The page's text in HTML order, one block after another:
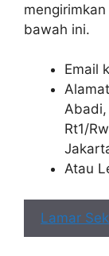
bawah ini.
Email
Abadi,
Rt1/
Atau
Lamar